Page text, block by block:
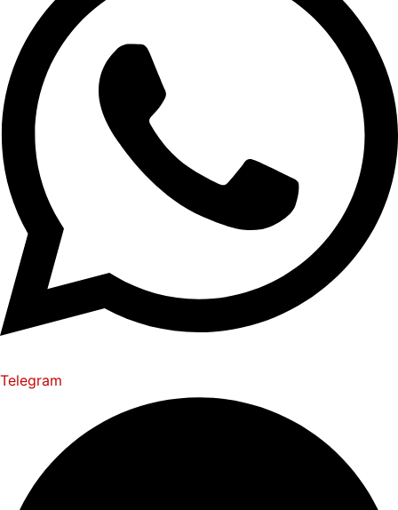
Telegram